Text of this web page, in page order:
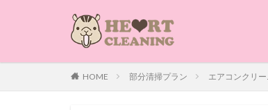
HOME 部分清掃プラン エアコンクリ